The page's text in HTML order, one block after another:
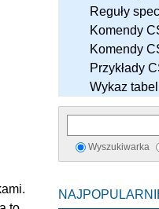
Reguły
Komendy
Komendy
Przykłady
Wykaz
Wyszukiwarka